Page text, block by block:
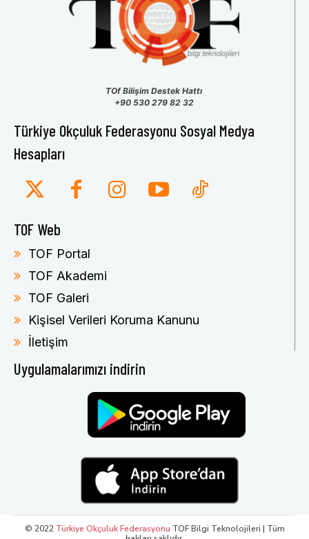
TOf Bilişim Destek Hattı
+90 530 279 82 32
Türkiye Okçuluk Federasyonu Sosyal Medya
Hesapları
TOF Web
TOF Portal
TOF Akademi
TOF Galeri
Kişisel Verileri Koruma Kanunu
İletişim
Uygulamalarımızı indirin
© 2022 Türkiye Okçuluk Federasyonu TOF Bilgi Teknolojileri | Tüm